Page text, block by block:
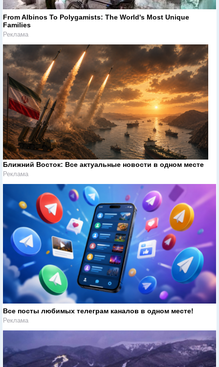
From Albinos To Polygamists: The World's Most Unique
Families
Реклама
Ближний Восток: Все актуальные новости в одном месте
Реклама
Все посты любимых телеграм каналов в одном месте!
Реклама